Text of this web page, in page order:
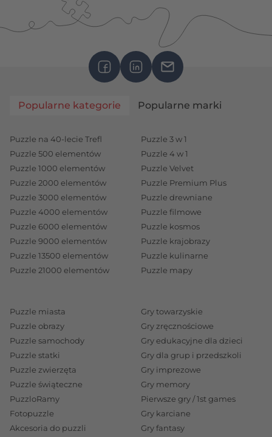
Popularne kategorie Popularne marki
Puzzle na 40-lecie Trefl
Puzzle 500 elementów
Puzzle 1000 elementów
Puzzle 2000 elementów
Puzzle 3000 elementów
Puzzle 4000 elementów
Puzzle 6000 elementów
Puzzle 9000 elementów
Puzzle 13500 elementów
Puzzle 21000 elementów
Puzzle 3 w 1
Puzzle 4 w 1
Puzzle Velvet
Puzzle Premium Plus
Puzzle drewniane
Puzzle filmowe
Puzzle kosmos
Puzzle krajobrazy
Puzzle kulinarne
Puzzle mapy
Puzzle miasta
Puzzle obrazy
Puzzle samochody
Puzzle statki
Puzzle zwierzęta
Puzzle świąteczne
PuzzloRamy
Fotopuzzle
Akcesoria do puzzli
Gry towarzyskie
Gry zręcznościowe
Gry edukacyjne dla dzieci
Gry dla grup i przedszkoli
Gry imprezowe
Gry memory
Pierwsze gry / 1st games
Gry karciane
Gry fantasy